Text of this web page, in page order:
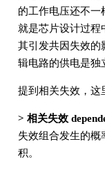
的工作电压还不一
就是芯片设计过程
其引发共因失效的
辑电路的供电是独
提到相关失效，这
> 相关失效
失效组合发生的概
积。